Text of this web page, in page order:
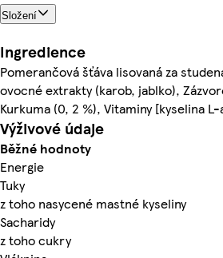
Složení
Ingredience
Pomerančová šťáva lisovaná za
ovocné extrakty (karob, jablko),
Kurkuma (0, 2 %), Vitaminy [kyselina
Výživové údaje
Běžné hodnoty
Energie
Tuky
z toho nasycené mastné kyseliny
Sacharidy
z toho cukry